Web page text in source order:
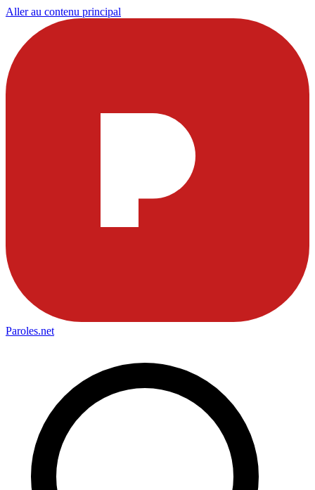
Aller au contenu principal
Paroles.net